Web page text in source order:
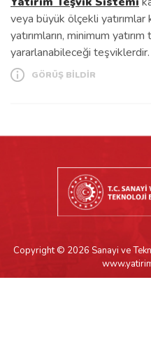
veya büyük ölçekli yatırımlar
yatırımların, minimum
yararlanabileceği teşviklerdir.
GÖRÜŞ BİLDİR
Copyright © 2026 Sanayi ve